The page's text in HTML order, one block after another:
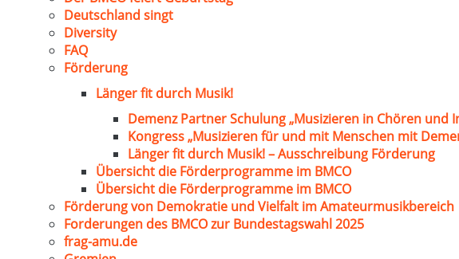
Deutschland singt
Diversity
FAQ
Förderung
Länger fit durch Musik!
Demenz Partner Schulung „Musizieren in Chören und
Kongress „Musizieren für und mit Menschen mit
Länger fit durch Musik! – Ausschreibung Förderung
Übersicht die Förderprogramme im BMCO
Übersicht die Förderprogramme im BMCO
Förderung von Demokratie und Vielfalt im Amateurmusikbereich
Forderungen des BMCO zur Bundestagswahl 2025
frag-amu.de